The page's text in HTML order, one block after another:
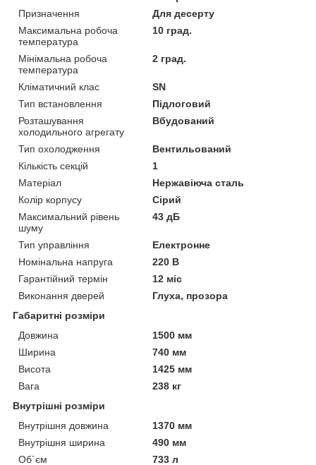
Призначення
Для десерту
Максимальна робоча
температура
10 град.
Мінімальна робоча
температура
2 град.
Кліматичний клас
SN
Тип встановлення
Підлоговий
Розташування
холодильного агрегату
Вбудований
Тип охолодження
Вентильований
Кількість секцій
1
Матеріал
Нержавіюча сталь
Колір корпусу
Сірий
Максимальний рівень
шуму
43 дБ
Тип управління
Електронне
Номінальна напруга
220 В
Гарантійний термін
12 міс
Виконання дверей
Глуха, прозора
Габаритні розміри
Довжина
1500 мм
Ширина
740 мм
Висота
1425 мм
Вага
238 кг
Внутрішні розміри
Внутрішня довжина
1370 мм
Внутрішня ширина
490 мм
Об`єм
733 л